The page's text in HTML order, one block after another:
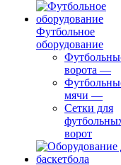
Футбольное
оборудование
ворота —
мячи —
Сетки для
ворот